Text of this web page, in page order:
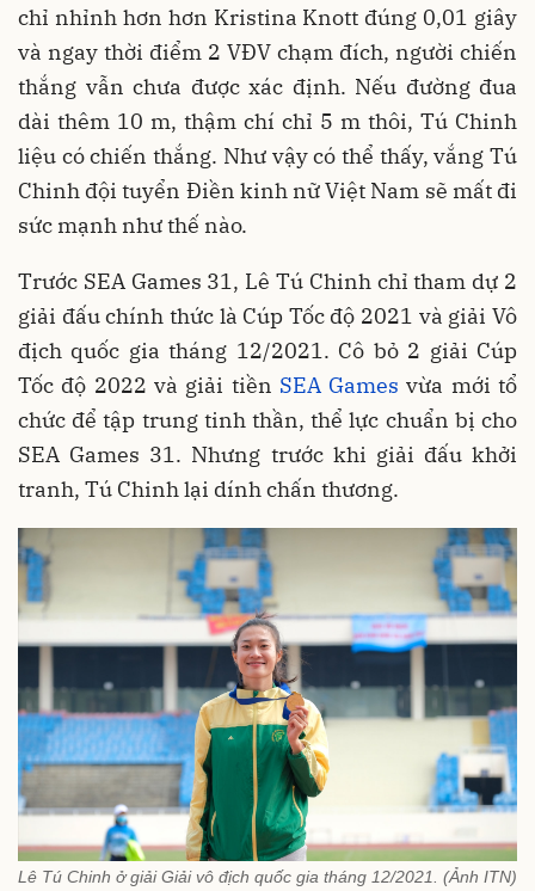
chỉ nhỉnh hơn hơn Kristina Knott đúng 0,01 giây
và ngay thời điểm 2 VĐV chạm đích, người chiến
thắng vẫn chưa được xác định. Nếu đường đua
dài thêm 10 m, thậm chí chỉ 5 m thôi, Tú Chinh
liệu có chiến thắng. Như vậy có thể thấy, vắng Tú
Chinh đội tuyển Điền kinh nữ Việt Nam sẽ mất đi
sức mạnh như thế nào.
Trước SEA Games 31, Lê Tú Chinh chỉ tham dự 2
giải đấu chính thức là Cúp Tốc độ 2021 và giải Vô
địch quốc gia tháng 12/2021. Cô bỏ 2 giải Cúp
Tốc độ 2022 và giải tiền SEA Games vừa mới tổ
chức để tập trung tinh thần, thể lực chuẩn bị cho
SEA Games 31. Nhưng trước khi giải đấu khởi
tranh, Tú Chinh lại dính chấn thương.
Lê Tú Chinh ở giải Giải vô địch quốc gia tháng 12/2021. (Ảnh ITN)